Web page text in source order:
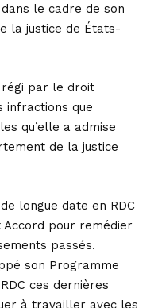
le cadre de son
la justice de États-
régi par le droit
infractions que
qu’elle a admise
de la justice
longue date en RDC
pour remédier
passés.
son Programme
ces dernières
à travailler avec les